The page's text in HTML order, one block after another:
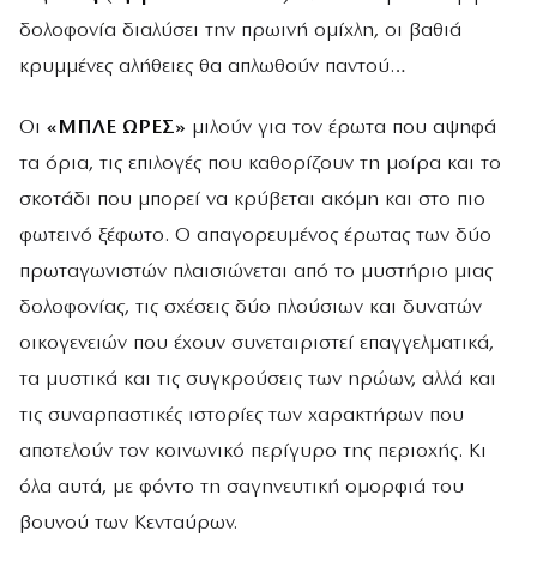
δολοφονία διαλύσει την πρωινή ομίχλη, οι βαθιά
κρυμμένες αλήθειες θα απλωθούν παντού…
Οι «ΜΠΛΕ ΩΡΕΣ» μιλούν για τον έρωτα που αψηφά
τα όρια, τις επιλογές που καθορίζουν τη μοίρα και το
σκοτάδι που μπορεί να κρύβεται ακόμη και στο πιο
φωτεινό ξέφωτο. Ο απαγορευμένος έρωτας των δύο
πρωταγωνιστών πλαισιώνεται από το μυστήριο μιας
δολοφονίας, τις σχέσεις δύο πλούσιων και δυνατών
οικογενειών που έχουν συνεταιριστεί επαγγελματικά,
τα μυστικά και τις συγκρούσεις των ηρώων, αλλά και
τις συναρπαστικές ιστορίες των χαρακτήρων που
αποτελούν τον κοινωνικό περίγυρο της περιοχής. Κι
όλα αυτά, με φόντο τη σαγηνευτική ομορφιά του
βουνού των Κενταύρων.